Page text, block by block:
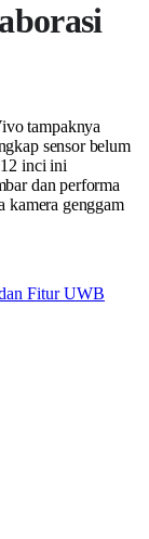
tampaknya
sensor belum
inci ini
dan performa
kamera genggam
Fitur UWB